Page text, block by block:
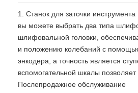
1. Станок для заточки
вы можете выбрать два типа
шлифовальной головки,
и положению колебаний с
энкодера, а точность является
вспомогательной шкалы
Послепродажное обслуживание